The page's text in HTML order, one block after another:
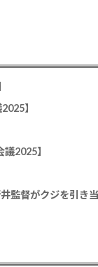
】
2025】